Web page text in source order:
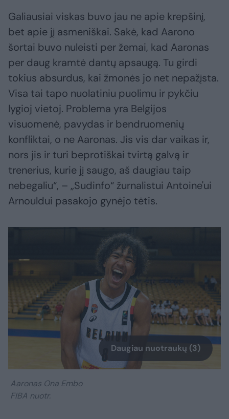
Galiausiai viskas buvo jau ne apie krepšinį,
bet apie jį asmeniškai. Sakė, kad Aarono
šortai buvo nuleisti per žemai, kad Aaronas
per daug kramtė dantų apsaugą. Tu girdi
tokius absurdus, kai žmonės jo net nepažįsta.
Visa tai tapo nuolatiniu puolimu ir pykčiu
lygioj vietoj. Problema yra Belgijos
visuomenė, pavydas ir bendruomenių
konfliktai, o ne Aaronas. Jis vis dar vaikas ir,
nors jis ir turi beprotiškai tvirtą galvą ir
trenerius, kurie jį saugo, aš daugiau taip
nebegaliu“, – „Sudinfo“ žurnalistui Antoine'ui
Arnouldui pasakojo gynėjo tėtis.
Daugiau nuotraukų (3)
Aaronas Ona Embo
FIBA nuotr.